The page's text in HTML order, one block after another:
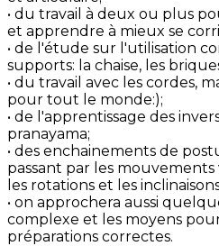
• du travail à deux ou plus
et apprendre à mieux se
• de l'étude sur l'utilisation
supports: la chaise, les
• du travail avec les cordes,
pour tout le monde:);
• de l'apprentissage des
pranayama;
• des enchainements de
passant par les mouvements
les rotations et les
• on approchera aussi
complexe et les moyens
préparations correctes.